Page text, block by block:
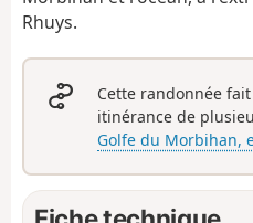
Rhuys.
Cette randonnée
itinérance de
Golfe du Morbihan,